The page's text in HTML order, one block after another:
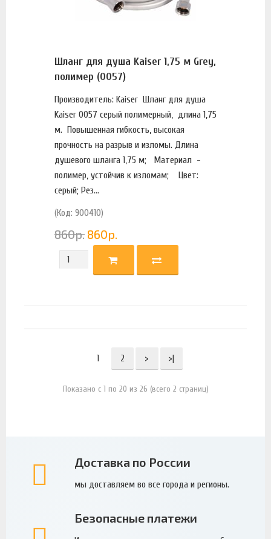
Шланг для душа Kaiser 1,75 м Grey,
полимер (0057)
Производитель: Kaiser Шланг для душа
Kaiser 0057 серый полимерный, длина 1,75
м. Повышенная гибкость, высокая
прочность на разрыв и изломы. Длина
душевого шланга 1,75 м; Материал -
полимер, устойчив к изломам; Цвет:
серый; Рез...
(Код: 900410)
860р. 860р.
1 2 > >|
Показано с 1 по 20 из 26 (всего 2 страниц)
Доставка по России
мы доставляем во все города и регионы.
Безопасные платежи